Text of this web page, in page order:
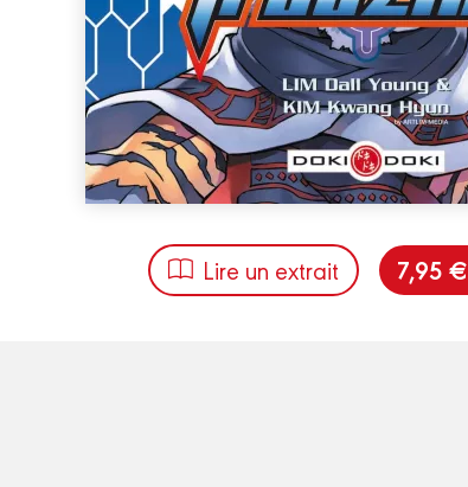
Lire un extrait 7,95 €